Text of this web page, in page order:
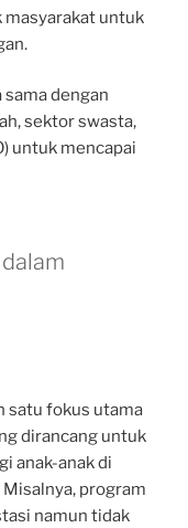
masyarakat untuk
sama dengan
sektor swasta,
untuk mencapai
satu fokus utama
dirancang untuk
anak-anak di
program
namun tidak